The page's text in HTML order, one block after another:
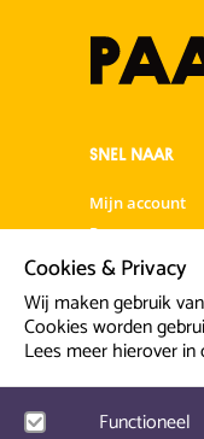
SNEL NAAR
Mijn account
Programma
Partners &
Artiesten info
Prinsegracht 12
Cookies & Privacy
Wij maken gebruik
Cookies worden
Lees meer hierover in
Functioneel